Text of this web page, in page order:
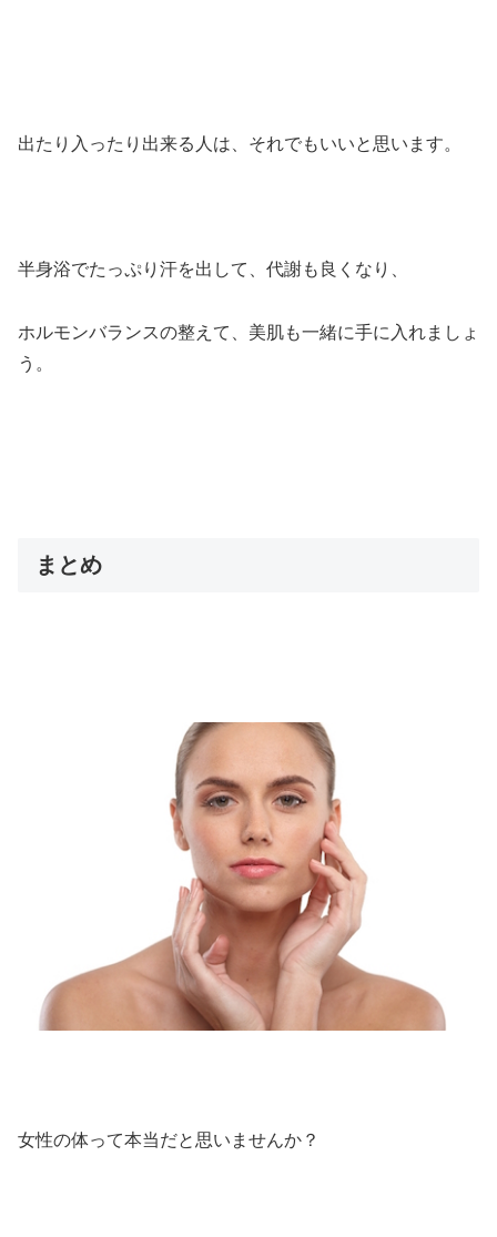
出たり入ったり出来る人は、それでもいいと思います。
半身浴でたっぷり汗を出して、代謝も良くなり、
ホルモンバランスの整えて、美肌も一緒に手に入れましょ
う。
まとめ
女性の体って本当だと思いませんか？